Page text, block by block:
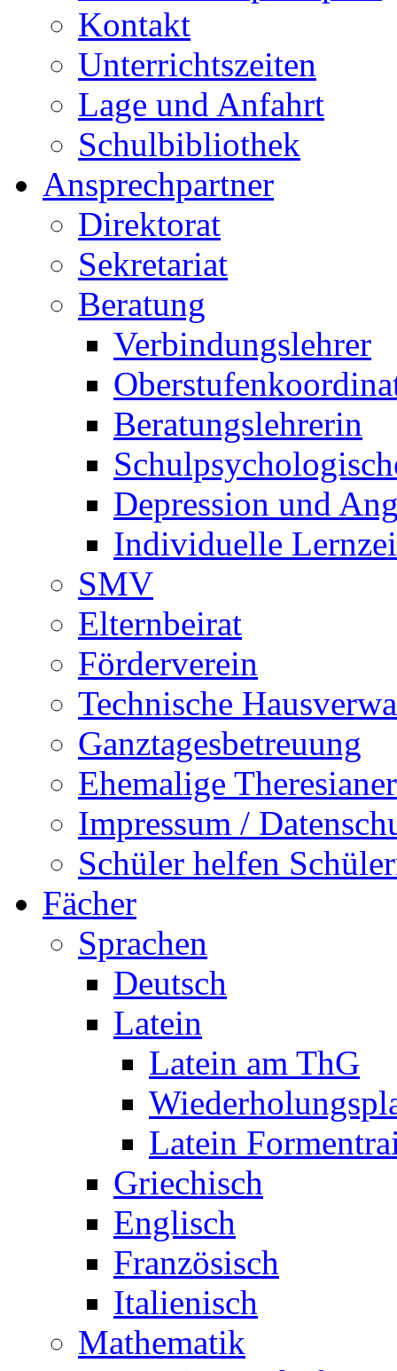
Kontakt
Unterrichtszeiten
Lage und Anfahrt
Schulbibliothek
Ansprechpartner
Direktorat
Sekretariat
Beratung
Verbindungslehrer
Beratungslehrerin
Depression und
Individuelle
SMV
Elternbeirat
Förderverein
Technische
Ganztagesbetreuung
Ehemalige Theresianer
Impressum /
Schüler helfen
Fächer
Sprachen
Deutsch
Latein
Latein am ThG
Latein
Griechisch
Englisch
Französisch
Italienisch
Mathematik